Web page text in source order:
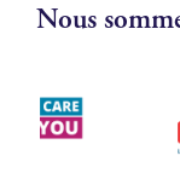
Nous